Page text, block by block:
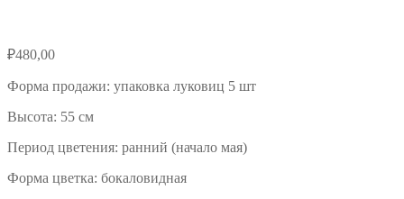
₽480,00
Форма продажи: упаковка луковиц 5 шт
Высота: 55 см
Период цветения: ранний (начало мая)
Форма цветка: бокаловидная